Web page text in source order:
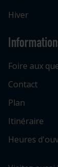
Hiver
Foire aux
Contact
Plan
Itinéraire
Heures